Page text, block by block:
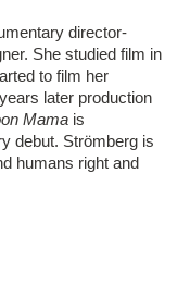
director-
She studied film in
to film her
later production
Mama is
debut. Strömberg is
humans right and